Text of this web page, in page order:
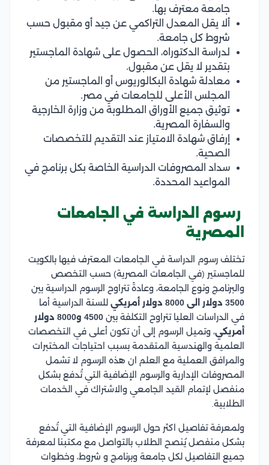
جامعة معترف بها.
ألا يقل المعدل التراكمي عن جيد أو مقبول حسب
شروط كل جامعة.
لدراسة الدكتوراه، الحصول على شهادة الماجستير
بتقدير لا يقل عن مقبول.
معادلة شهادة البكالوريوس أو الماجستير من
المجلس الأعلى للجامعات في مصر.
توثيق جميع الأوراق المطلوبة من وزارة الخارجية
والسفارة المصرية.
إرفاق شهادة الامتياز عند التقديم للتخصصات
الصحية.
سداد المصروفات الدراسية الخاصة بكل برنامج في
المواعيد المحددة.
رسوم الدراسة في الجامعات
المصرية
تختلف رسوم الدراسة في الجامعات المعترف فيها بالكويت
للماجستير (في الجامعات المصرية) حسب التخصص
والبرنامج ونوع الجامعة، وعادةً تتراوح الرسوم الدراسية بين
3500 دولار الى 8000 دولار أمريكي
للسنة الدراسية أما
في الدراسات العليا تتراوح التكلفة بين
4500 و8000 دولار
أمريكي، وتميل الرسوم إلى أن تكون أعلى في التخصصات
العلمية والهندسية المتقدمة بسبب احتياجات المختبرات
والمرافق العملية مع العلم ان هذه الرسوم لا تشمل
المصروفات الإدارية والرسوم الإضافية التي تُدفع بشكل
منفصل لإتمام القيد الجامعي والاشتراك في الخدمات
الطلابية.
ولمعرفة تفاصيل اكثر حول الرسوم الإضافية التي تُدفع
بشكل منفصل يُنصح الطلاب بالتواصل مع مكتبنا لمعرفة
جميع التفاصيل لكل جامعة وبرنامج و شروط، وخطوات